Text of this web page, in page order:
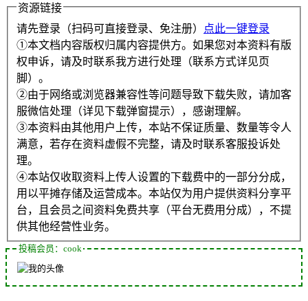
资源链接
请先登录（扫码可直接登录、免注册）
点此一键登录
①本文档内容版权归属内容提供方。如果您对本资料有版
权申诉，请及时联系我方进行处理（联系方式详见页
脚）。
②由于网络或浏览器兼容性等问题导致下载失败，请加客
服微信处理（详见下载弹窗提示），感谢理解。
③本资料由其他用户上传，本站不保证质量、数量等令人
满意，若存在资料虚假不完整，请及时联系客服投诉处
理。
④本站仅收取资料上传人设置的下载费中的一部分分成，
用以平摊存储及运营成本。本站仅为用户提供资料分享平
台，且会员之间资料免费共享（平台无费用分成），不提
供其他经营性业务。
投稿会员：cook